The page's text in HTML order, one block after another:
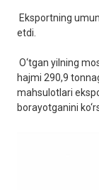
Eksportning
etdi.
O‘tgan yilning
hajmi 290,9
mahsulotlari
borayotganini